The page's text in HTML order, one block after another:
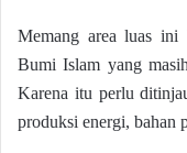
Memang area luas
Bumi Islam yang
Karena itu perlu
produksi energi, bahan